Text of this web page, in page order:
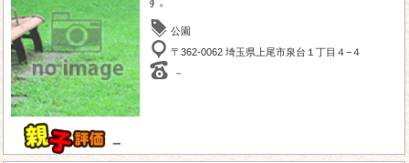
－
公園
〒362-0062 埼玉県上尾市泉台１丁目４−４
－